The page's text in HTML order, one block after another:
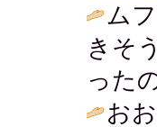
ム
きそ
った
お